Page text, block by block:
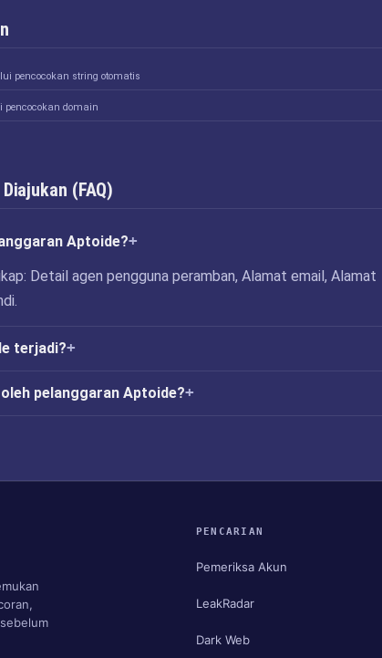
pencocokan string otomatis
domain
(FAQ)
Aptoide?
Detail agen pengguna peramban, Alamat email, Alamat
terjadi?
pelanggaran Aptoide?
PENCARIAN
Pemeriksa Akun
LeakRadar
Dark Web